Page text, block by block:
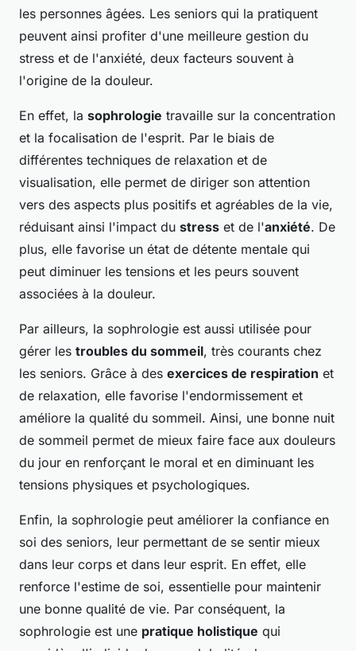
les personnes âgées. Les seniors qui la pratiquent
peuvent ainsi profiter d'une meilleure gestion du
stress et de l'anxiété, deux facteurs souvent à
l'origine de la douleur.
En effet, la sophrologie travaille sur la concentration
et la focalisation de l'esprit. Par le biais de
différentes techniques de relaxation et de
visualisation, elle permet de diriger son attention
vers des aspects plus positifs et agréables de la vie,
réduisant ainsi l'impact du stress et de l'anxiété. De
plus, elle favorise un état de détente mentale qui
peut diminuer les tensions et les peurs souvent
associées à la douleur.
Par ailleurs, la sophrologie est aussi utilisée pour
gérer les troubles du sommeil, très courants chez
les seniors. Grâce à des exercices de respiration et
de relaxation, elle favorise l'endormissement et
améliore la qualité du sommeil. Ainsi, une bonne nuit
de sommeil permet de mieux faire face aux douleurs
du jour en renforçant le moral et en diminuant les
tensions physiques et psychologiques.
Enfin, la sophrologie peut améliorer la confiance en
soi des seniors, leur permettant de se sentir mieux
dans leur corps et dans leur esprit. En effet, elle
renforce l'estime de soi, essentielle pour maintenir
une bonne qualité de vie. Par conséquent, la
sophrologie est une pratique holistique qui